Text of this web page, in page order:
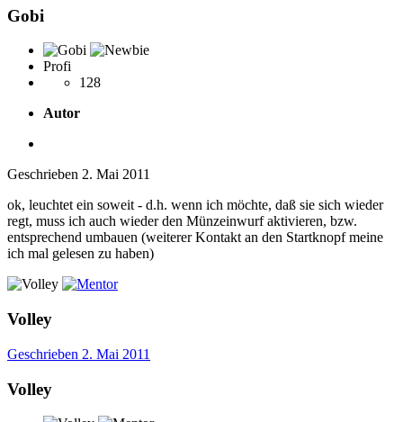
Gobi
Profi
128
Autor
Geschrieben 2. Mai 2011
ok, leuchtet ein soweit - d.h. wenn ich möchte, daß sie sich wieder
regt, muss ich auch wieder den Münzeinwurf aktivieren, bzw.
entsprechend umbauen (weiterer Kontakt an den Startknopf meine
ich mal gelesen zu haben)
Volley
Geschrieben 2. Mai 2011
Volley